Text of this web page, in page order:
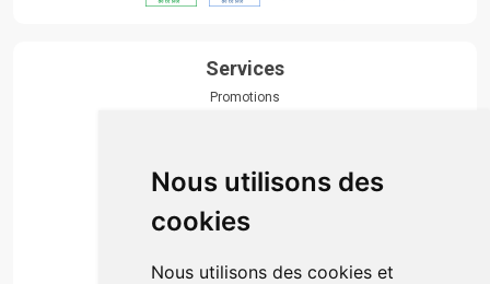
Nous utilisons des
cookies
Nous utilisons des cookies et
Services
Promotions
Actualités & conseils
Événements
Marques
Suivez-nous